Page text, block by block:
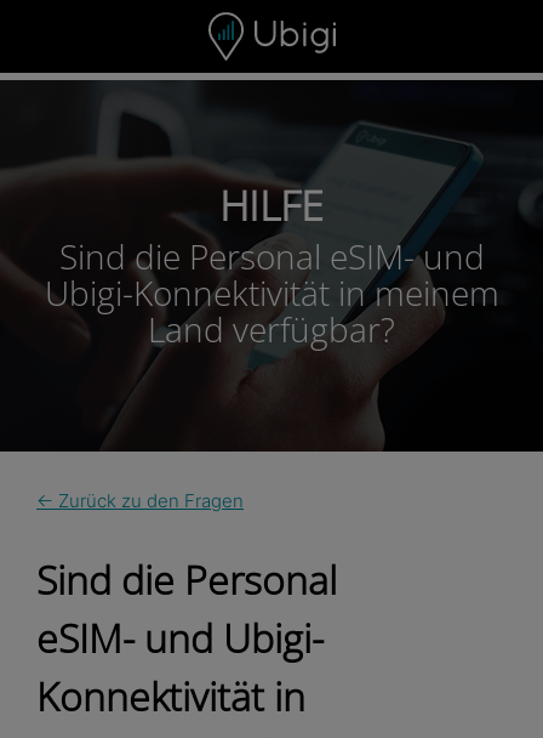
HILFE
Sind die Personal eSIM- und
Ubigi-Konnektivität in meinem
Land verfügbar?
← Zurück zu den Fragen
Sind die Personal
eSIM- und Ubigi-
Konnektivität in